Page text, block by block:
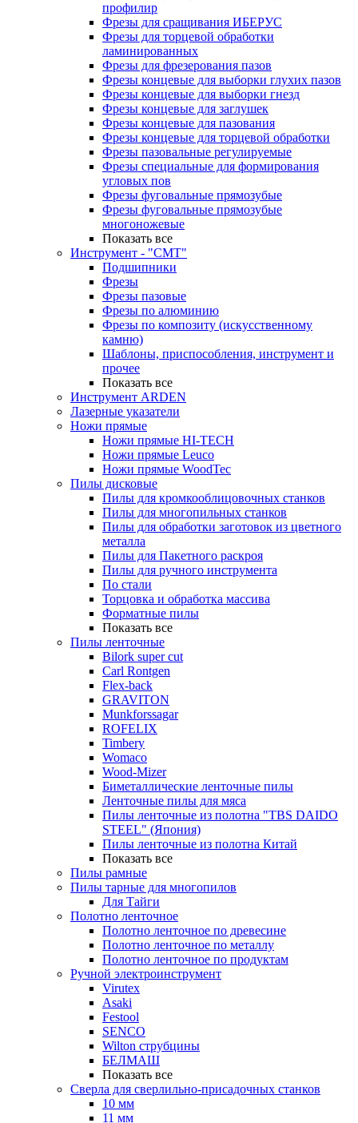
профилир
Фрезы для сращивания ИБЕРУС
Фрезы для торцевой обработки
ламинированных
Фрезы для фрезерования пазов
Фрезы концевые для выборки глухих пазов
Фрезы концевые для выборки гнезд
Фрезы концевые для заглушек
Фрезы концевые для пазования
Фрезы концевые для торцевой обработки
Фрезы пазовальные регулируемые
Фрезы специальные для формирования
угловых пов
Фрезы фуговальные прямозубые
Фрезы фуговальные прямозубые
многоножевые
Показать все
Инструмент - "СМТ"
Подшипники
Фрезы
Фрезы пазовые
Фрезы по алюминию
Фрезы по композиту (искусственному
камню)
Шаблоны, приспособления, инструмент и
прочее
Показать все
Инструмент ARDEN
Лазерные указатели
Ножи прямые
Ножи прямые HI-TECH
Ножи прямые Leuco
Ножи прямые WoodTec
Пилы дисковые
Пилы для кромкооблицовочных станков
Пилы для многопильных станков
Пилы для обработки заготовок из цветного
металла
Пилы для Пакетного раскроя
Пилы для ручного инструмента
По стали
Торцовка и обработка массива
Форматные пилы
Показать все
Пилы ленточные
Bilork super cut
Carl Rontgen
Flex-back
GRAVITON
Munkforssagar
ROFELIX
Timbery
Womaco
Wood-Mizer
Биметаллические ленточные пилы
Ленточные пилы для мяса
Пилы ленточные из полотна "TBS DAIDO
STEEL" (Япония)
Пилы ленточные из полотна Китай
Показать все
Пилы рамные
Пилы тарные для многопилов
Для Тайги
Полотно ленточное
Полотно ленточное по древесине
Полотно ленточное по металлу
Полотно ленточное по продуктам
Ручной электроинструмент
Virutex
Asaki
Festool
SENCO
Wilton струбцины
БЕЛМАШ
Показать все
Сверла для сверлильно-присадочных станков
10 мм
11 мм